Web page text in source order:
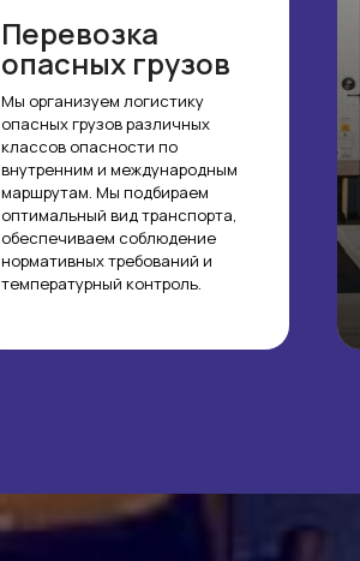
Перевозка
опасных грузов
Мы организуем логистику
опасных грузов различных
классов опасности по
внутренним и международным
маршрутам. Мы подбираем
оптимальный вид транспорта,
обеспечиваем соблюдение
нормативных требований и
температурный контроль.